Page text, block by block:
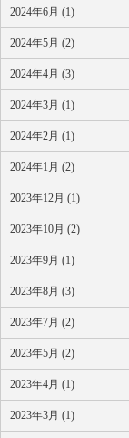
2024年6月 (1)
2024年5月 (2)
2024年4月 (3)
2024年3月 (1)
2024年2月 (1)
2024年1月 (2)
2023年12月 (1)
2023年10月 (2)
2023年9月 (1)
2023年8月 (3)
2023年7月 (2)
2023年5月 (2)
2023年4月 (1)
2023年3月 (1)